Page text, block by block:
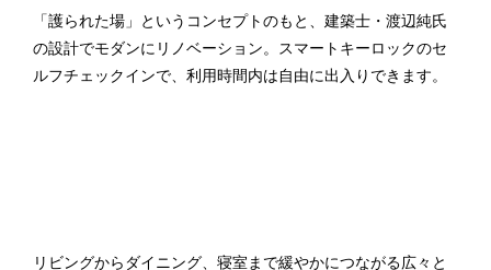
「護られた場」というコンセプトのもと、建築士・渡辺純氏
の設計でモダンにリノベーション。スマートキーロックのセ
ルフチェックインで、利用時間内は自由に出入りできます。
リビングからダイニング、寝室まで緩やかにつながる広々と